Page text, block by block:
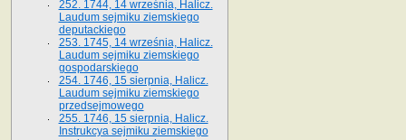
252. 1744, 14 września, Halicz.
Laudum sejmiku ziemskiego
deputackiego
253. 1745, 14 września, Halicz.
Laudum sejmiku ziemskiego
gospodarskiego
254. 1746, 15 sierpnia, Halicz.
Laudum sejmiku ziemskiego
przedsejmowego
255. 1746, 15 sierpnia, Halicz.
Instrukcya sejmiku ziemskiego